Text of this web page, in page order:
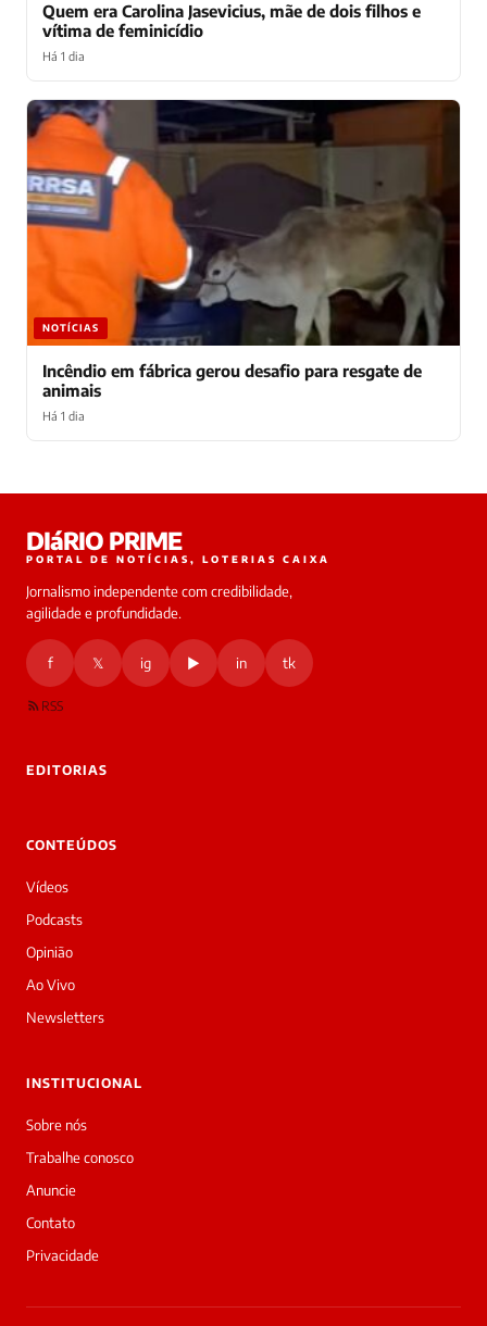
Quem era Carolina Jasevicius, mãe de dois filhos e
vítima de feminicídio
Há 1 dia
NOTÍCIAS
Incêndio em fábrica gerou desafio para resgate de
animais
Há 1 dia
online
Boa
noite!
Sou
a
daqui
do
Prime.
Jota
Jackson
acabou
de
cobrir
matéria
—
galera
DIáRIO PRIME
PORTAL DE NOTÍCIAS, LOTERIAS CAIXA
Jornalismo independente com credibilidade,
agilidade e profundidade.
f 𝕏 ig ▶ in tk
RSS
EDITORIAS
CONTEÚDOS
Vídeos
Podcasts
Opinião
Ao Vivo
Newsletters
INSTITUCIONAL
Sobre nós
Trabalhe conosco
Anuncie
Contato
Privacidade